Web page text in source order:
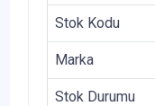
Stok Kodu
Marka
Stok Durumu